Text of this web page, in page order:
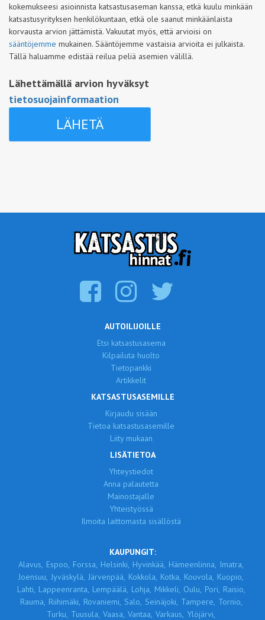
kokemukseesi asioinnista katsastusaseman kanssa, etkä kuulu minkään
katsastusyrityksen henkilökuntaan, etkä ole saanut minkäänlaista
korvausta arvion jättämistä. Vakuutat myös, että arvioisi on
sääntöjemme mukainen. Sääntöjemme vastaisia arvioita ei julkaista.
Tällä haluamme edistää reilua peliä asemien välillä.
Lähettämällä arvion hyväksyt
tietosuojainformaation
AUTOILIJOILLE
Etsi katsastusasema
Kilpailuta huolto
Tietopankki
Artikkelit
KATSASTUSASEMILLE
Kirjaudu sisään
Tietoa katsastusasemille
Liity mukaan
LISÄTIETOA
Yhteystiedot
Anna palautetta
Mainostajalle
Yhteistyössä
Ilmoita laittomasta sisällöstä
KAUPUNGIT:
Alavus, Espoo, Forssa, Helsinki, Hyvinkää, Hämeenlinna, Imatra,
Joensuu, Jyväskylä, Järvenpää, Kokkola, Kotka, Kouvola, Kuopio,
Lahti, Lappeenranta, Lempäälä, Lohja, Mikkeli, Oulu, Pori, Raisio,
Rauma, Riihimäki, Rovaniemi, Salo, Seinäjoki, Tampere, Tornio,
Turku, Tuusula, Vaasa, Vantaa, Varkaus, Ylöjärvi,